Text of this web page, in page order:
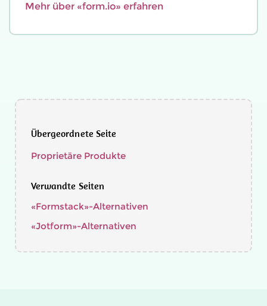
Mehr über «form.io» erfahren
Übergeordnete Seite
Proprietäre Produkte
Verwandte Seiten
«Formstack»-Alternativen
«Jotform»-Alternativen